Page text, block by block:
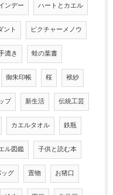
ンデー ハートとカエル
ント ピクチャーメノウ
漉き 蛙の葉書
御朱印帳 桜 袱紗
プ 新生活 伝統工芸
カエルタオル 鉄瓶
ル図鑑 子供と読む本
グ 置物 お猪口